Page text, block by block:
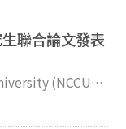
The ICDF
were
聯合論文發表
(NCCU)
“Taiwan,